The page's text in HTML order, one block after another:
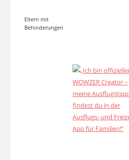
Eltern mit
Behinderungen